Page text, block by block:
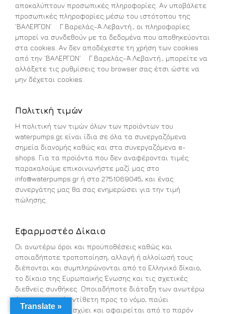
αποκαλύπτουν προσωπικές πληροφορίες. Αν υποβάλετε
προσωπικές πληροφορίες μέσω του ιστότοπου της
‘ΒΑΛΕΡΓΟΝ’ Γ.Βαρελάς-Ά.Λεβαντή., οι πληροφορίες
μπορεί να συνδεθούν με τα δεδομένα που αποθηκεύονται
στα cookies. Αν δεν αποδέχεστε τη χρήση των cookies
από την ‘ΒΑΛΕΡΓΟΝ’ Γ.Βαρελάς-Ά.Λεβαντή., μπορείτε να
αλλάξετε τις ρυθμίσεις του browser σας έτσι ώστε να
μην δέχεται cookies.
Πολιτική τιμών
Η πολιτική των τιμών όλων των προϊόντων του
waterpumps.gr, είναι ίδια σε όλα τα συνεργαζόμενα
σημεία διανομής καθώς και στα συνεργαζόμενα e-
shops. Για τα προϊόντα που δεν αναφέρονται τιμές
παρακαλούμε επικοινωνήστε μαζί μας στο
info@waterpumps.gr ή στο 2751069045, και ένας
συνεργάτης μας θα σας ενημερώσει για την τιμή
πώλησης.
Εφαρμοστέο Δίκαιο
Οι ανωτέρω όροι και προϋποθέσεις καθώς και
οποιαδήποτε τροποποίηση, αλλαγή ή αλλοίωσή τους
διέπονται και συμπληρώνονται από το Ελληνικό δίκαιο,
το δίκαιο της Ευρωπαϊκής Ένωσης και τις σχετικές
διεθνείς συνθήκες. Οποιαδήποτε διάταξη των ανωτέρω
όρων καταστεί αντίθετη προς το νόμο, παύει
αυτοδικαίως να ισχύει και αφαιρείται από το παρόν
Translate »